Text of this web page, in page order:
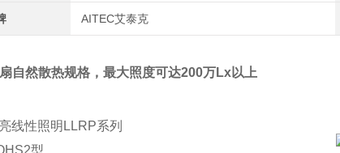
AITEC艾泰克
自然散热规格，最大照度可达200万Lx以上